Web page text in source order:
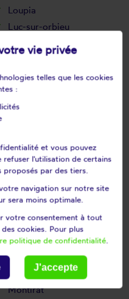
Loupia
Luc-sur-orbieu
Mailhac
Malves-en-minervois
Marcorignan
Marsa
Mas-cabardès
Mayronnes
Mazuby
Mézerville
Mirepeisset
Molleville
Montbrun-des-corbières
Montferrand
Montgradail
Montirat
vie privée
telles que les cookies
:
et vous pouvez
l'utilisation de certains
proposés par des tiers.
navigation sur notre site
sera moins optimale.
votre consentement à tout
cookies. Pour plus
politique de confidentialité.
J'accepte